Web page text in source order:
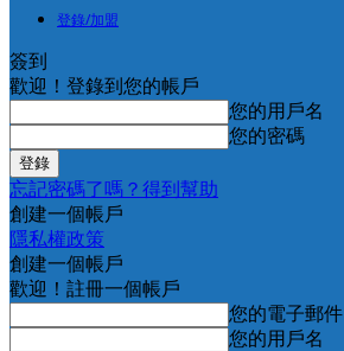
登錄/加盟
簽到
歡迎！登錄到您的帳戶
您的用戶名
您的密碼
忘記密碼了嗎？得到幫助
創建一個帳戶
隱私權政策
創建一個帳戶
歡迎！註冊一個帳戶
您的電子郵件
您的用戶名